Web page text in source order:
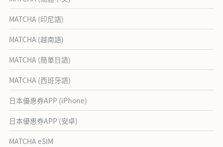
MATCHA (印尼語)
MATCHA (越南語)
MATCHA (簡單日語)
MATCHA (西班牙語)
日本優惠券APP (iPhone)
日本優惠券APP (安卓)
MATCHA eSIM